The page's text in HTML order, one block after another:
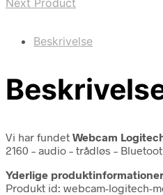
Beskrivelse
Vi har fundet Webcam
2160 – audio – trådløs –
Yderlige
Produkt id: webcam-logitech-